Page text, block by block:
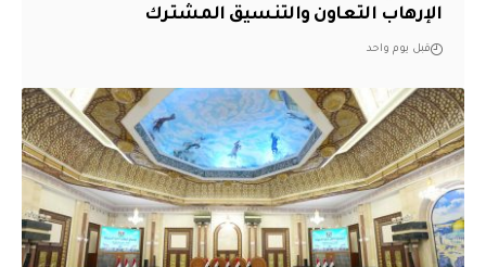
الإرهاب التعاون والتنسيق المشترك
قبل يوم واحد